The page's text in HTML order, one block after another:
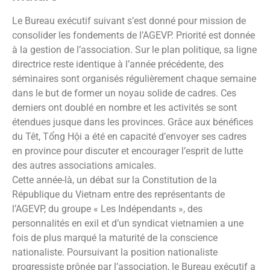
Le Bureau exécutif suivant s’est donné pour mission de
consolider les fondements de l’AGEVP. Priorité est donnée
à la gestion de l’association. Sur le plan politique, sa ligne
directrice reste identique à l’année précédente, des
séminaires sont organisés régulièrement chaque semaine
dans le but de former un noyau solide de cadres. Ces
derniers ont doublé en nombre et les activités se sont
étendues jusque dans les provinces. Grâce aux bénéfices
du Têt, Tổng Hội a été en capacité d’envoyer ses cadres
en province pour discuter et encourager l’esprit de lutte
des autres associations amicales.
Cette année-là, un débat sur la Constitution de la
République du Vietnam entre des représentants de
l’AGEVP, du groupe « Les Indépendants », des
personnalités en exil et d’un syndicat vietnamien a une
fois de plus marqué la maturité de la conscience
nationaliste. Poursuivant la position nationaliste
progressiste prônée par l’association, le Bureau exécutif a